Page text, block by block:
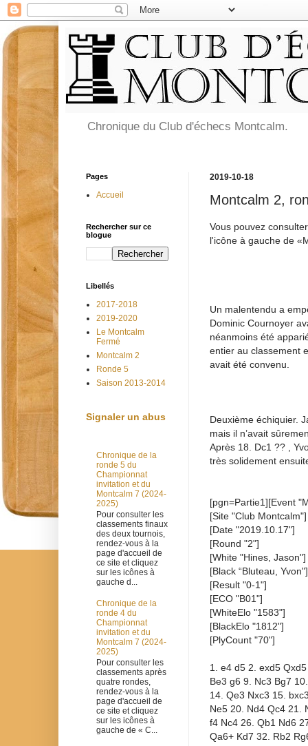
Chronique du Club d'échecs Montcalm.
2019-10-18
Montcalm 2,
Vous pouvez
l'icône à gauche de
Un malentendu a
Dominic Cournoyer
néanmoins été
entier au classement
avait été convenu.
Deuxième échiquier.
mais il n’avait
Après 18. Dc1 ?? ,
très solidement
[pgn=Partie1][Event
[Site "Club Montcalm"]
[Date "2019.10.17"]
[Round "2"]
[White "Hines, Jason"]
[Black “Bluteau, Yvon"]
[Result "0-1"]
[ECO "B01"]
[WhiteElo "1583"]
[BlackElo "1812"]
[PlyCount "70"]
1. e4 d5 2. exd5
Be3 g6 9. Nc3 Bg7
14. Qe3 Nxc3 15.
Ne5 20. Nd4 Qc4 21.
f4 Nc4 26. Qb1 Nd6
Qa6+ Kd7 32. Rb2
Pages
Accueil
Rechercher sur ce
blogue
Libellés
2017-2018
2019-2020
Le Montcalm
Fermé
Montcalm 2
Ronde 5
Saison 2013-2014
Signaler un abus
Chronique de la
ronde 5 du
Championnat
invitation et du
Montcalm 7 (2024-
2025)
Pour consulter les
classements finaux
des deux tournois,
rendez-vous à la
page d'accueil de
ce site et cliquez
sur les icônes à
gauche d...
Chronique de la
ronde 4 du
Championnat
invitation et du
Montcalm 7 (2024-
2025)
Pour consulter les
classements après
quatre rondes,
rendez-vous à la
page d'accueil de
ce site et cliquez
sur les icônes à
gauche de « C...